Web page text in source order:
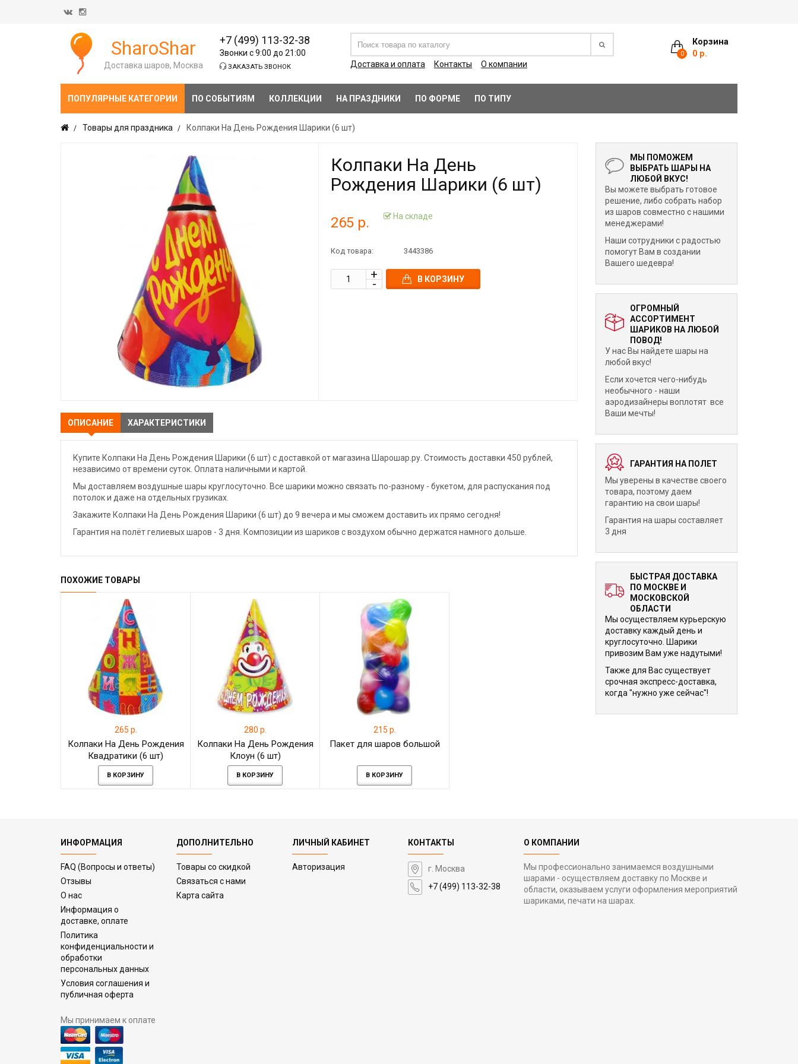
Корзина
0 0 р.
SharoShar
Доставка шаров, Москва
+7 (499) 113-32-38
Звонки с 9:00 до 21:00
ЗАКАЗАТЬ ЗВОНОК Доставка и оплата Контакты О компании
ПОПУЛЯРНЫЕ КАТЕГОРИИ ПО СОБЫТИЯМ КОЛЛЕКЦИИ НА ПРАЗДНИКИ ПО ФОРМЕ ПО ТИПУ
Товары для праздника Колпаки На День Рождения Шарики (6 шт)
Колпаки На День
Рождения Шарики (6 шт)
265 р. На складе
Код товара: 3443386
В КОРЗИНУ
ОПИСАНИЕ ХАРАКТЕРИСТИКИ
Купите Колпаки На День Рождения Шарики (6 шт) с доставкой от магазина Шарошар.ру. Стоимость доставки 450 рублей,
независимо от времени суток. Оплата наличными и картой.
Мы доставляем воздушные шары круглосуточно. Все шарики можно связать по-разному - букетом, для распускания под
потолок и даже на отдельных грузиках.
Закажите Колпаки На День Рождения Шарики (6 шт) до 9 вечера и мы сможем доставить их прямо сегодня!
Гарантия на полёт гелиевых шаров - 3 дня. Композиции из шариков с воздухом обычно держатся намного дольше.
ПОХОЖИЕ ТОВАРЫ
265 р.
Колпаки На День Рождения
Квадратики (6 шт)
В КОРЗИНУ
280 р.
Колпаки На День Рождения
Клоун (6 шт)
В КОРЗИНУ
215 р.
Пакет для шаров большой
В КОРЗИНУ
МЫ ПОМОЖЕМ
ВЫБРАТЬ ШАРЫ НА
ЛЮБОЙ ВКУС!
Вы можете выбрать готовое
решение, либо собрать набор
из шаров совместно с нашими
менеджерами!
Наши сотрудники с радостью
помогут Вам в создании
Вашего шедевра!
ОГРОМНЫЙ
АССОРТИМЕНТ
ШАРИКОВ НА ЛЮБОЙ
ПОВОД!
У нас Вы найдете шары на
любой вкус!
Если хочется чего-нибудь
необычного - наши
аэродизайнеры воплотят все
Ваши мечты!
ГАРАНТИЯ НА ПОЛЕТ
Мы уверены в качестве своего
товара, поэтому даем
гарантию на свои шары!
Гарантия на шары составляет
3 дня
БЫСТРАЯ ДОСТАВКА
ПО МОСКВЕ И
МОСКОВСКОЙ
ОБЛАСТИ
Мы осуществляем курьерскую
доставку каждый день и
круглосуточно. Шарики
привозим Вам уже надутыми!
Также для Вас существует
срочная экспресс-доставка,
когда "нужно уже сейчас"!
ИНФОРМАЦИЯ
FAQ (Вопросы и ответы)
Отзывы
О нас
Информация о
доставке, оплате
Политика
конфиденциальности и
обработки
персональных данных
Условия соглашения и
публичная оферта
Мы принимаем к оплате
ДОПОЛНИТЕЛЬНО
Товары со скидкой
Связаться с нами
Карта сайта
ЛИЧНЫЙ КАБИНЕТ
Авторизация
КОНТАКТЫ
г. Москва
+7 (499) 113-32-38
О КОМПАНИИ
Мы профессионально занимаемся воздушными
шарами - осуществляем доставку по Москве и
области, оказываем услуги оформления мероприятий
шариками, печати на шарах.